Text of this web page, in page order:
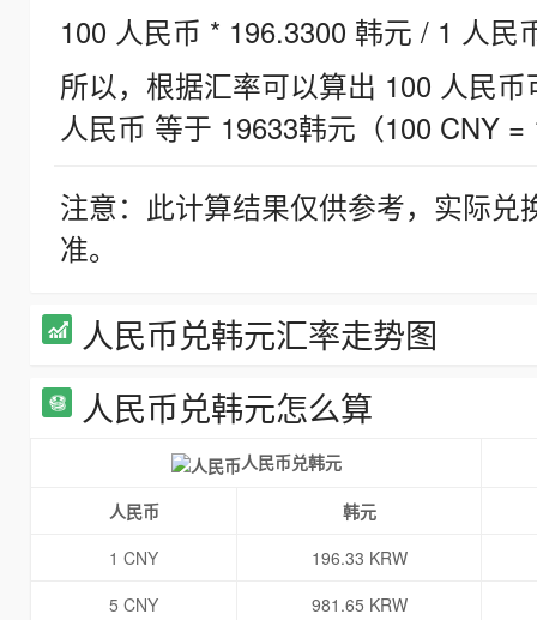
100 人民币 * 196.3300 韩元 / 1 人民
所以，根据汇率可以算出 100 人民
人民币 等于 19633韩元（100 CNY =
注意：此计算结果仅供参考，实际
准。
人民币兑韩元汇率走势图
人民币兑韩元怎么算
人民币兑韩元
人民币
韩元
1 CNY
196.33 KRW
5 CNY
981.65 KRW